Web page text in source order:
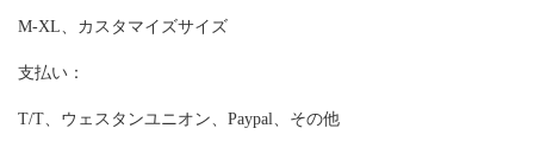
M-XL、カスタマイズサイズ
支払い：
T/T、ウェスタンユニオン、Paypal、その他